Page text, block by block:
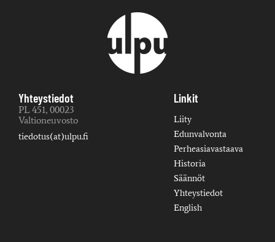
Yhteystiedot
PL 451, 00023
Valtioneuvosto
tiedotus(at)ulpu.fi
Linkit
Liity
Edunvalvonta
Perheasiavastaava
Historia
Säännöt
Yhteystiedot
English